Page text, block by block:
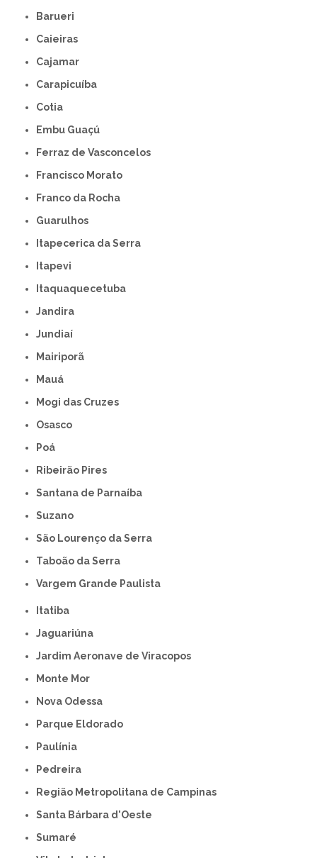
Barueri
Caieiras
Cajamar
Carapicuíba
Cotia
Embu Guaçú
Ferraz de Vasconcelos
Francisco Morato
Franco da Rocha
Guarulhos
Itapecerica da Serra
Itapevi
Itaquaquecetuba
Jandira
Jundiaí
Mairiporã
Mauá
Mogi das Cruzes
Osasco
Poá
Ribeirão Pires
Santana de Parnaíba
Suzano
São Lourenço da Serra
Taboão da Serra
Vargem Grande Paulista
Itatiba
Jaguariúna
Jardim Aeronave de Viracopos
Monte Mor
Nova Odessa
Parque Eldorado
Paulínia
Pedreira
Região Metropolitana de Campinas
Santa Bárbara d'Oeste
Sumaré